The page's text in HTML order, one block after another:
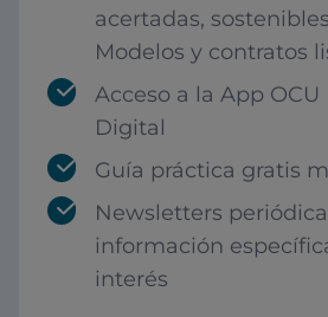
acertadas,
Modelos y contratos
Acceso a la App OCU
Digital
Guía práctica gratis
Newsletters
información
interés